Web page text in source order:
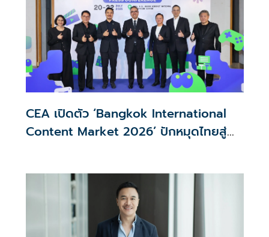
CEA เปิดตัว ‘Bangkok International
Content Market 2026’ ปักหมุดไทยสู่